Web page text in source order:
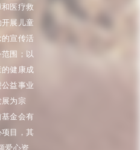
医疗救
展儿童
宣传活
围；以
健康成
益事业
为宗
基金会有
目，其
爱心资